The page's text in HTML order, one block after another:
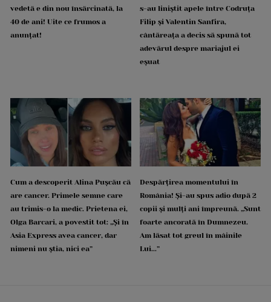
vedetă e din nou însărcinată, la
40 de ani! Uite ce frumos a
anunțat!
s-au liniștit apele între Codruța
Filip și Valentin Sanfira,
cântăreața a decis să spună tot
adevărul despre mariajul ei
eșuat
Cum a descoperit Alina Pușcău că
are cancer. Primele semne care
au trimis-o la medic. Prietena ei,
Olga Barcari, a povestit tot: „Și în
Asia Express avea cancer, dar
nimeni nu știa, nici ea”
Despărțirea momentului în
România! Și-au spus adio după 2
copii și mulți ani împreună. „Sunt
foarte ancorată în Dumnezeu.
Am lăsat tot greul în mâinile
Lui...”